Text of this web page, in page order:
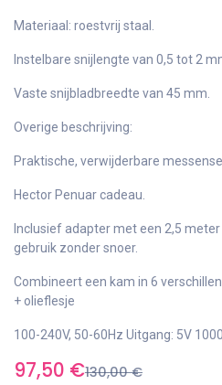
Materiaal: roestvrij staal.
Instelbare snijlengte van 0,5 tot 2
Vaste snijbladbreedte van 45 mm.
Overige beschrijving:
Praktische, verwijderbare
Hector Penuar cadeau.
Inclusief adapter met een 2,5
gebruik zonder snoer.
Combineert een kam in 6
+ olieflesje
100-240V, 50-60Hz Uitgang: 5V
97,50 €130,00€